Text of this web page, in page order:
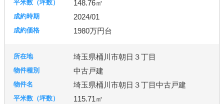
148.76㎡
2024/01
1980万円台
埼玉県桶川市朝日３丁目
中古戸建
埼玉県桶川市朝日３丁目中古戸建
115.71㎡